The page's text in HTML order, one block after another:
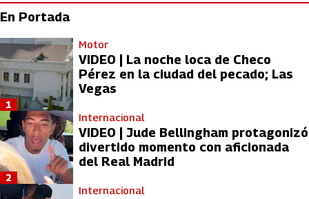
En Portada
Motor
VIDEO | La noche loca de Checo
Pérez en la ciudad del pecado; Las
Vegas
1
Internacional
VIDEO | Jude Bellingham protagonizó
divertido momento con aficionada
del Real Madrid
2
Internacional